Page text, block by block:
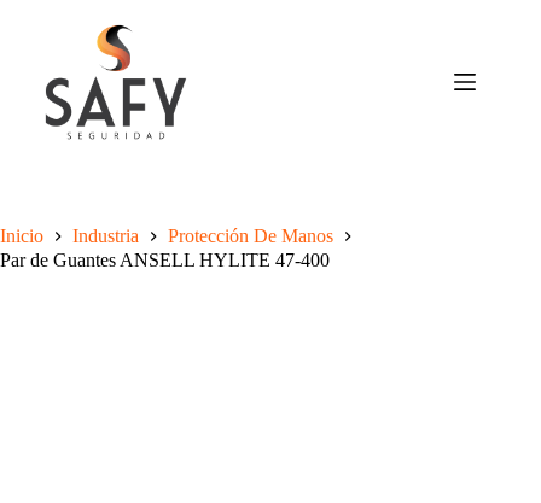
Inicio Industria
Protección De Manos
Par de Guantes ANSELL HYLITE 47-400